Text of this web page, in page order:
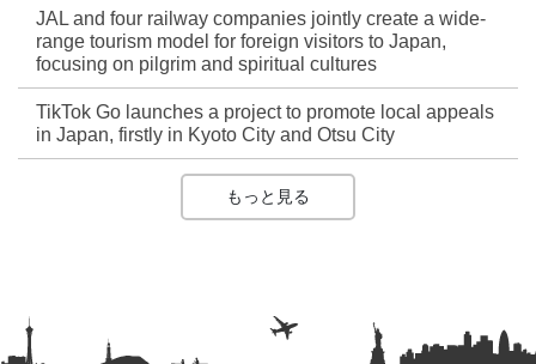
JAL and four railway companies jointly create a wide-
range tourism model for foreign visitors to Japan,
focusing on pilgrim and spiritual cultures
TikTok Go launches a project to promote local appeals
in Japan, firstly in Kyoto City and Otsu City
もっと見る